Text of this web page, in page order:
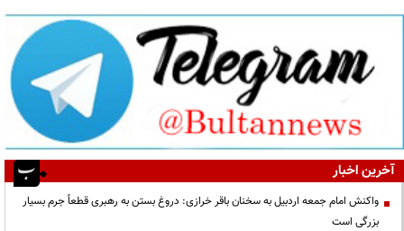
آخرین اخبار
واکنش امام جمعه اردبیل به سخنان باقر خرازی: دروغ بستن به رهبری قطعاً جرم بسیار
بزرگی است